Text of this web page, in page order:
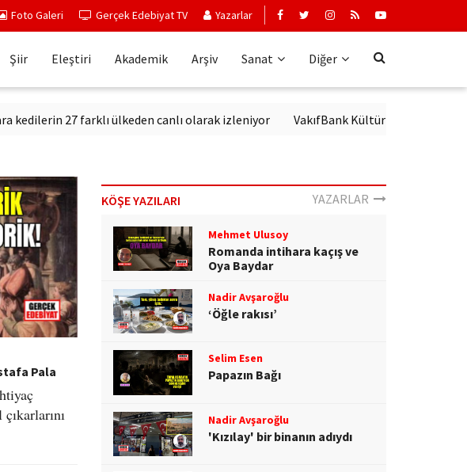
Foto Galeri Gerçek Edebiyat TV Yazarlar
Şiir Eleştiri Akademik Arşiv Sanat Diğer
farklı ülkeden canlı olarak izleniyor VakıfBank Kültür'de Modern Alman
Pala
KÖŞE YAZILARI YAZARLAR
Mehmet Ulusoy
Romanda intihara kaçış ve
Oya Baydar
Nadir Avşaroğlu
‘Öğle rakısı’
Selim Esen
Papazın Bağı
Nadir Avşaroğlu
'Kızılay' bir binanın adıydı